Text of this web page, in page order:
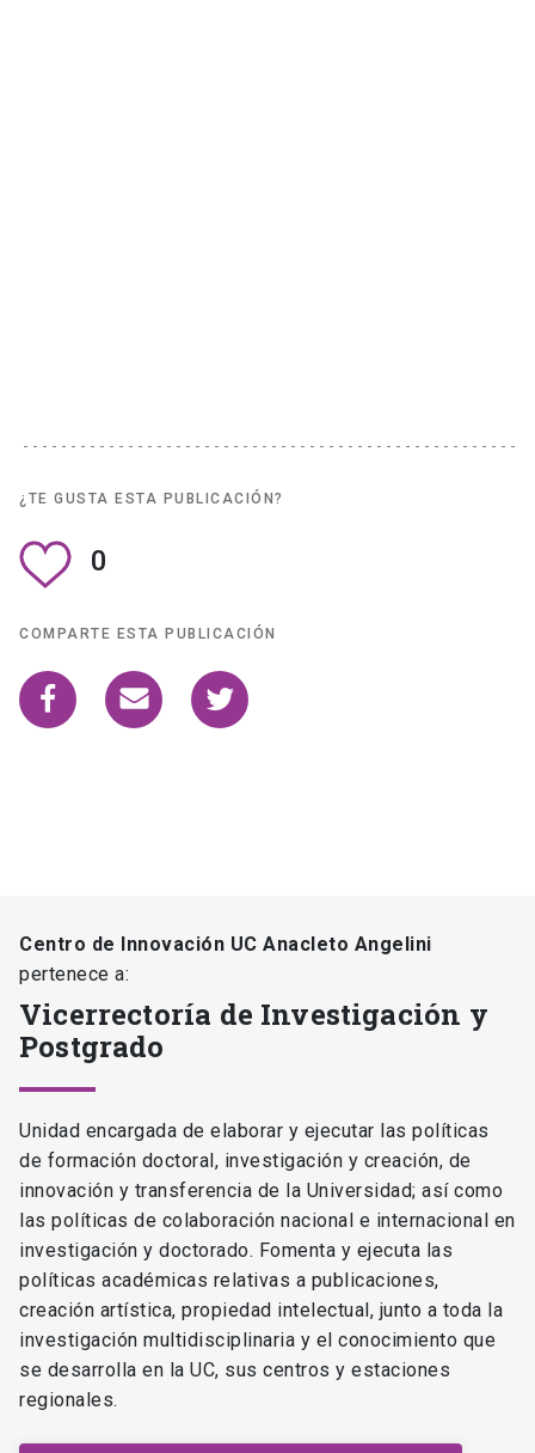
¿TE GUSTA ESTA PUBLICACIÓN?
0
COMPARTE ESTA PUBLICACIÓN
Centro de Innovación UC Anacleto Angelini
pertenece a:
Vicerrectoría de Investigación y
Postgrado
Unidad encargada de elaborar y ejecutar las políticas
de formación doctoral, investigación y creación, de
innovación y transferencia de la Universidad; así como
las políticas de colaboración nacional e internacional en
investigación y doctorado. Fomenta y ejecuta las
políticas académicas relativas a publicaciones,
creación artística, propiedad intelectual, junto a toda la
investigación multidisciplinaria y el conocimiento que
se desarrolla en la UC, sus centros y estaciones
regionales.